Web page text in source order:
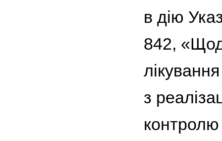
в дію
842,
з
контролю